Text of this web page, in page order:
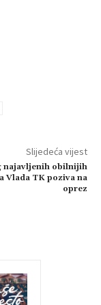
Slijedeća vijest
najavljenih obilnijih
Vlada TK poziva na
oprez